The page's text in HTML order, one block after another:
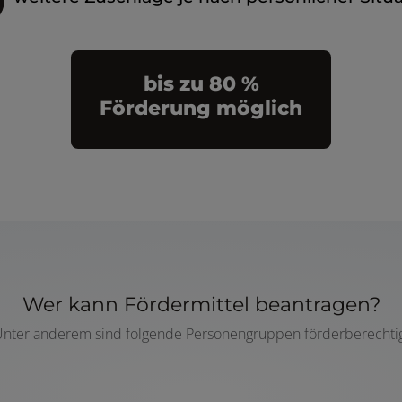
bis zu 80 %
Förderung möglich
Wer kann Fördermittel beantragen?
anderem sind folgende Personengruppen